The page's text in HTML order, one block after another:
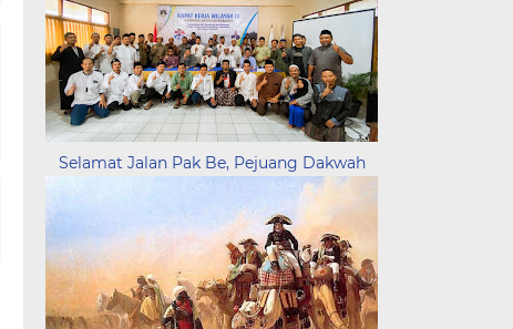
Selamat Jalan Pak Be, Pejuang Dakwah